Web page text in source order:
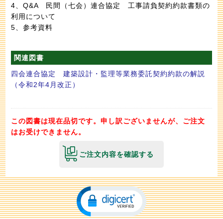
4、Q&A 民間（七会）連合協定 工事請負契約約款書類の
利用について
5、参考資料
関連図書
四会連合協定 建築設計・監理等業務委託契約約款の解説
（令和2年4月改正）
この図書は現在品切です。申し訳ございませんが、ご注文
はお受けできません。
ご注文内容を確認する